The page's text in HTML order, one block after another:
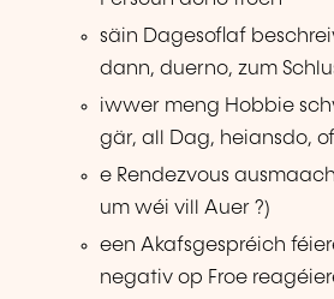
säin Dagesoflaf
dann, duerno, zum
iwwer meng Hobbie
gär, all Dag, heiansdo,
e Rendezvous
um wéi vill Auer ?)
een Akafsgespréich
negativ op Froe